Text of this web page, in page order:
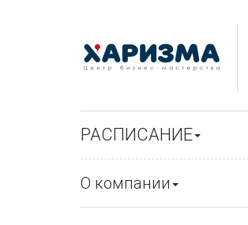
РАСПИСАНИЕ
О компании